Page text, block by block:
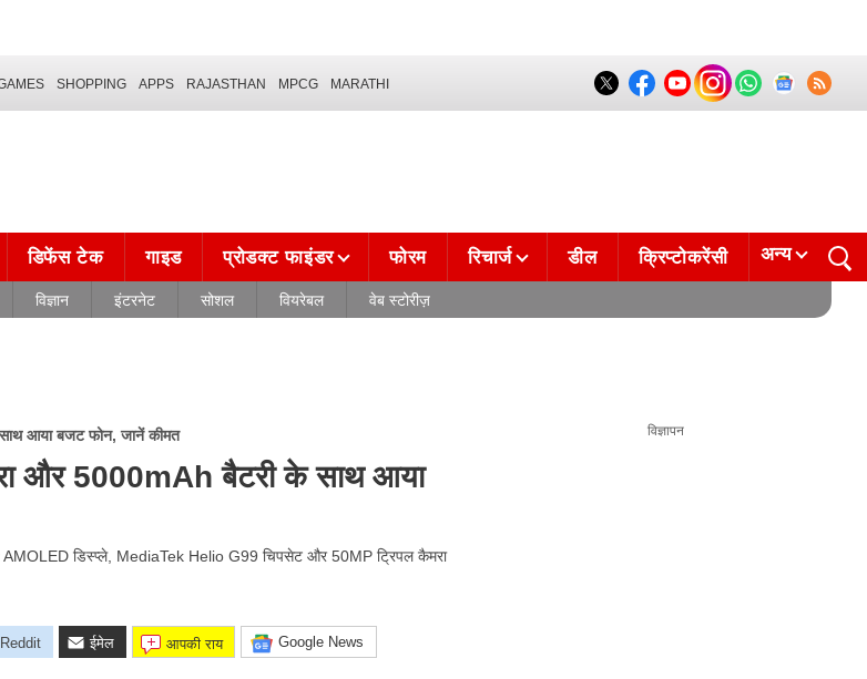
SHOPPING APPS RAJASTHAN MPCG MARATHI
डिफेंस टेक गाइड प्रोडक्ट फाइंडर फोरम रिचार्ज डील क्रिप्टोकरेंसी अन्य
विज्ञान इंटरनेट सोशल वियरेबल वेब स्टोरीज़
आया बजट फोन, जानें कीमत
और 5000mAh बैटरी के साथ आया
डिस्प्ले, MediaTek Helio G99 चिपसेट और 50MP ट्रिपल कैमरा
Reddit ईमेल आपकी राय Google News
विज्ञापन